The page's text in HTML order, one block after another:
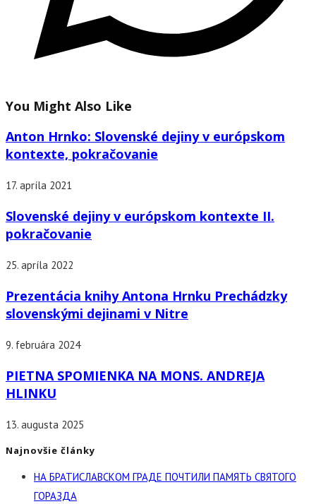
You Might Also Like
Anton Hrnko: Slovenské dejiny v európskom
kontexte, pokračovanie
17. apríla 2021
Slovenské dejiny v európskom kontexte II.
pokračovanie
25. apríla 2022
Prezentácia knihy Antona Hrnku Prechádzky
slovenskými dejinami v Nitre
9. februára 2024
PIETNA SPOMIENKA NA MONS. ANDREJA
HLINKU
13. augusta 2025
Najnovšie články
НА БРАТИСЛАВСКОМ ГРАДЕ ПОЧТИЛИ ПАМЯТЬ СВЯТОГО
ГОРАЗДА